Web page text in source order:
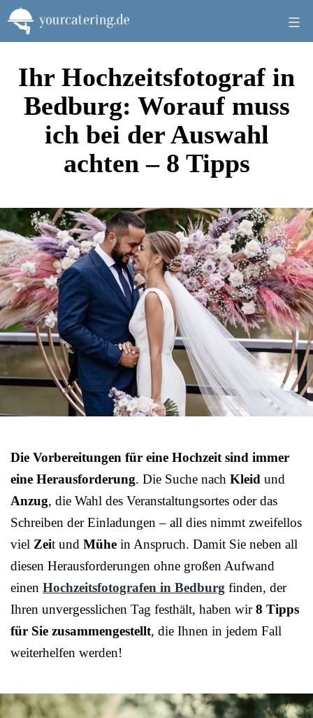
Zum
Inhalt
springen
Ihr Hochzeitsfotograf in
Bedburg: Worauf muss
ich bei der Auswahl
achten – 8 Tipps
Die Vorbereitungen für eine Hochzeit sind immer
eine Herausforderung. Die Suche nach Kleid und
Anzug, die Wahl des Veranstaltungsortes oder das
Schreiben der Einladungen – all dies nimmt zweifellos
viel Zeit und Mühe in Anspruch. Damit Sie neben all
diesen Herausforderungen ohne großen Aufwand
einen Hochzeitsfotografen in Bedburg finden, der
Ihren unvergesslichen Tag festhält, haben wir8 Tipps
für Sie zusammengestellt, die Ihnen in jedem Fall
weiterhelfen werden!